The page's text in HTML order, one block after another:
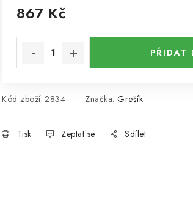
867 Kč
PŘIDAT
Kód zboží: 2834 Značka: Grešík
Tisk Zeptat se Sdílet